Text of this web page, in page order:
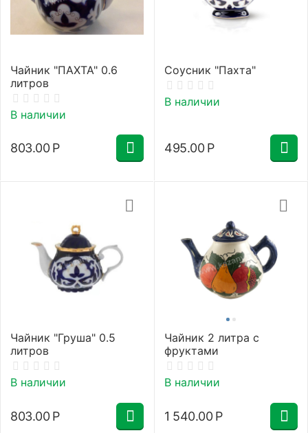
Чайник "ПАХТА" 0.6
литров
В наличии
803.00 Р
Соусник "Пахта"
В наличии
495.00 Р
Чайник "Груша" 0.5
литров
В наличии
803.00 Р
Чайник 2 литра с
фруктами
В наличии
1 540.00 Р